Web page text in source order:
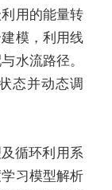
用的能量转
模，利用线
水流路径。
态并动态调
循环利用系
习模型解析